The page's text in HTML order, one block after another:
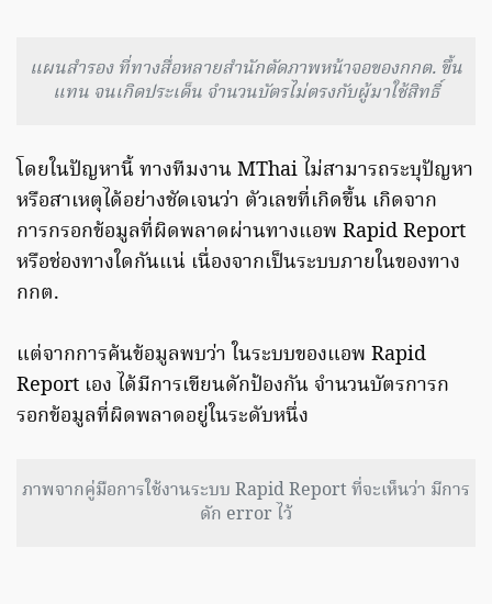
แผนสำรอง ที่ทางสื่อหลายสำนักตัดภาพหน้าจอของกกต. ขึ้น
แทน จนเกิดประเด็น จำนวนบัตรไม่ตรงกับผู้มาใช้สิทธิ์
โดยในปัญหานี้ ทางทีมงาน MThai ไม่สามารถระบุปัญหา
หรือสาเหตุได้อย่างชัดเจนว่า ตัวเลขที่เกิดขึ้น เกิดจาก
การกรอกข้อมูลที่ผิดพลาดผ่านทางแอพ Rapid Report
หรือช่องทางใดกันแน่ เนื่องจากเป็นระบบภายในของทาง
กกต.
แต่จากการค้นข้อมูลพบว่า ในระบบของแอพ Rapid
Report เอง ได้มีการเขียนดักป้องกัน จำนวนบัตรการก
รอกข้อมูลที่ผิดพลาดอยู่ในระดับหนึ่ง
ภาพจากคู่มือการใช้งานระบบ Rapid Report ที่จะเห็นว่า มีการ
ดัก error ไว้